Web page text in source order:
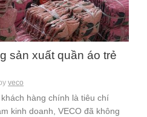
sản xuất quần áo trẻ
by veco
hàng chính là tiêu chí
kinh doanh, VECO đã không